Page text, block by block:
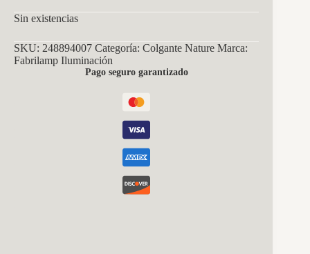
Sin existencias
SKU: 248894007 Categoría: Colgante Nature Marca:
Fabrilamp Iluminación
Pago seguro garantizado